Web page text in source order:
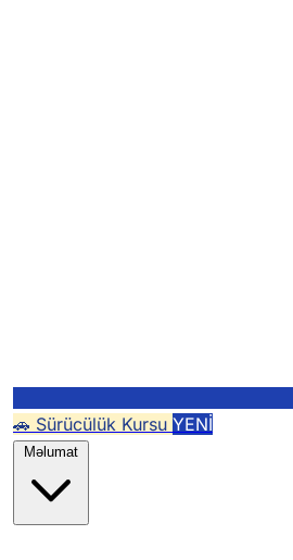
🚗 Sürücülük Kursu YENİ
Məlumat